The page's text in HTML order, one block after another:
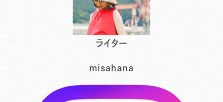
ライター
misahana